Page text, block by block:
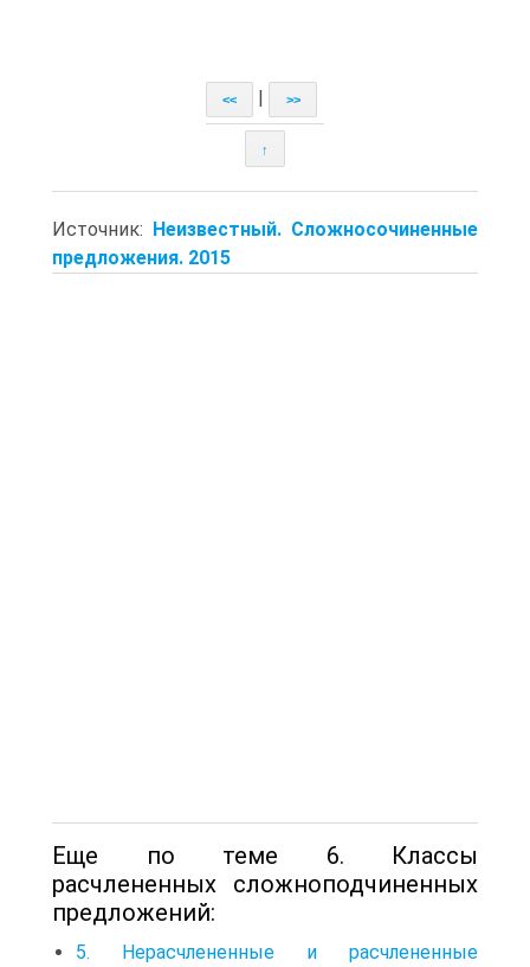
<< >>
↑
Источник: Неизвестный. Сложносочиненные
предложения. 2015
Еще по теме 6. Классы
расчлененных сложноподчиненных
предложений:
5. Нерасчлененные и расчлененные